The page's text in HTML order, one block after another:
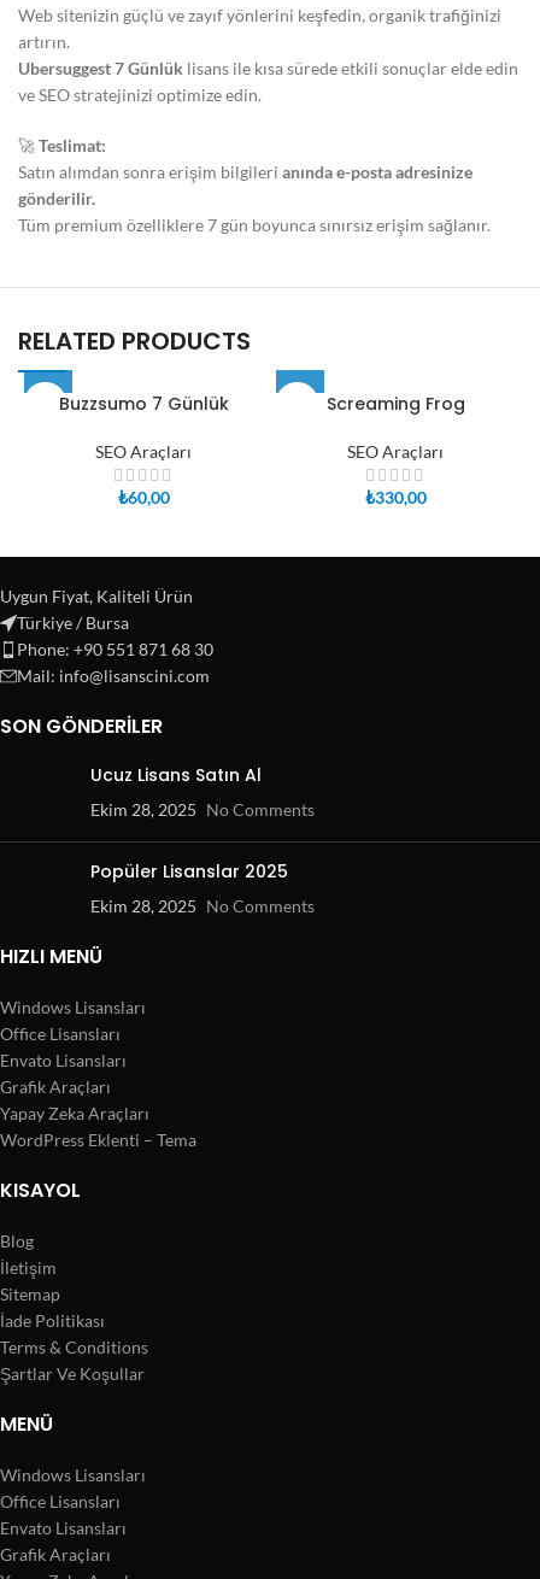
Web sitenizin güçlü ve zayıf yönlerini keşfedin, organik trafiğinizi
artırın.
Ubersuggest 7 Günlük lisans ile kısa sürede etkili sonuçlar elde edin
ve SEO stratejinizi optimize edin.
🚀Teslimat:
Satın alımdan sonra erişim bilgileri anında e-posta adresinize
gönderilir.
Tüm premium özelliklere 7 gün boyunca sınırsız erişim sağlanır.
RELATED PRODUCTS
Buzzsumo 7 Günlük
SEO Araçları
₺60,00
Screaming Frog
SEO Araçları
₺330,00
Uygun Fiyat, Kaliteli Ürün
Türkiye / Bursa
Phone: +90 551 871 68 30
Mail: info@lisanscini.com
SON GÖNDERILER
Ucuz Lisans Satın Al
Ekim 28, 2025 No Comments
Popüler Lisanslar 2025
Ekim 28, 2025 No Comments
HIZLI MENÜ
Windows Lisansları
Office Lisansları
Envato Lisansları
Grafik Araçları
Yapay Zeka Araçları
WordPress Eklenti – Tema
KISAYOL
Blog
İletişim
Sitemap
İade Politikası
Terms & Conditions
Şartlar Ve Koşullar
MENÜ
Windows Lisansları
Office Lisansları
Envato Lisansları
Grafik Araçları